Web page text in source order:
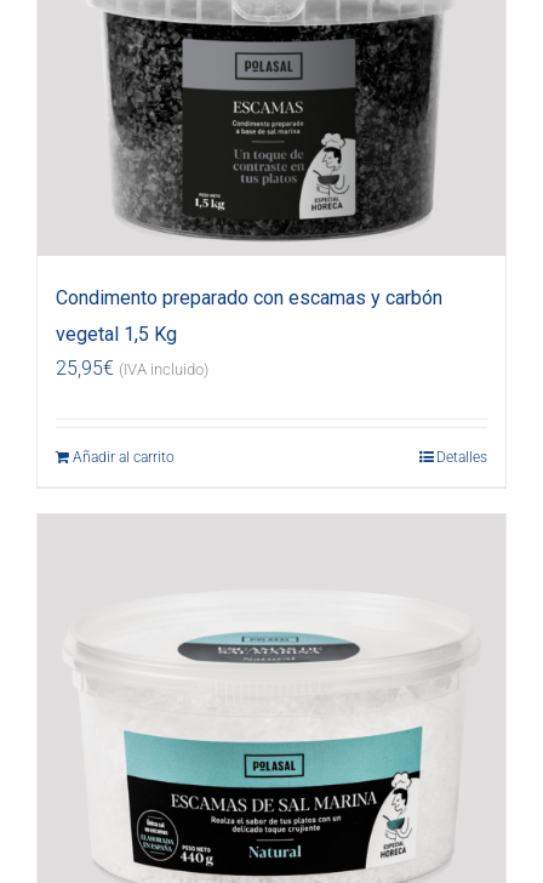
Condimento preparado con escamas y carbón
vegetal 1,5 Kg
25,95€ (IVA incluido)
Añadir al carrito Detalles